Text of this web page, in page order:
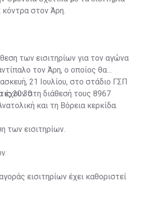
κόντρα στον Άρη.
των εισιτηρίων για τον αγώνα
τον Άρη, ο οποίος θα
21 Ιουλίου, στο στάδιο ΓΣΠ
20:30.
έχουν στη διάθεσή τους 8967
και τη Βόρεια κερκίδα.
των εισιτηρίων.
εισιτηρίων έχει καθοριστεί